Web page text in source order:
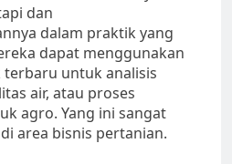
dan
dalam praktik yang
dapat menggunakan
untuk analisis
air, atau proses
agro. Yang ini sangat
area bisnis pertanian.